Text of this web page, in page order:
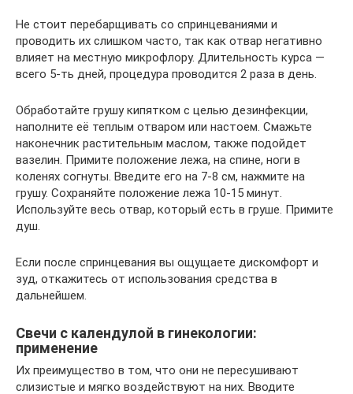
Не стоит перебарщивать со спринцеваниями и
проводить их слишком часто, так как отвар негативно
влияет на местную микрофлору. Длительность курса —
всего 5-ть дней, процедура проводится 2 раза в день.
Обработайте грушу кипятком с целью дезинфекции,
наполните её теплым отваром или настоем. Смажьте
наконечник растительным маслом, также подойдет
вазелин. Примите положение лежа, на спине, ноги в
коленях согнуты. Введите его на 7-8 см, нажмите на
грушу. Сохраняйте положение лежа 10-15 минут.
Используйте весь отвар, который есть в груше. Примите
душ.
Если после спринцевания вы ощущаете дискомфорт и
зуд, откажитесь от использования средства в
дальнейшем.
Свечи с календулой в гинекологии:
применение
Их преимущество в том, что они не пересушивают
слизистые и мягко воздействуют на них. Вводите